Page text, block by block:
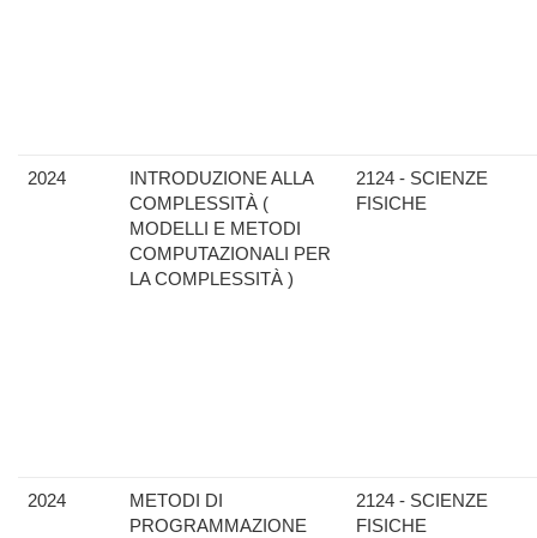
2024
INTRODUZIONE ALLA
COMPLESSITÀ (
MODELLI E METODI
COMPUTAZIONALI PER
LA COMPLESSITÀ )
2124 - SCIENZE
FISICHE
2024
METODI DI
PROGRAMMAZIONE
2124 - SCIENZE
FISICHE